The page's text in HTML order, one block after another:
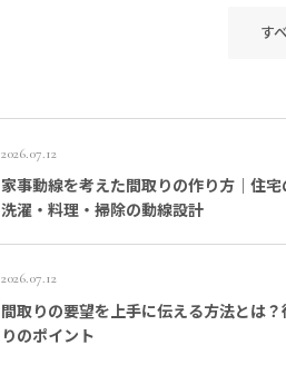
す
2026.07.12
家事動線を考えた間取りの作り方｜住
洗濯・料理・掃除の動線設計
2026.07.12
間取りの要望を上手に伝える方法とは？
りのポイント